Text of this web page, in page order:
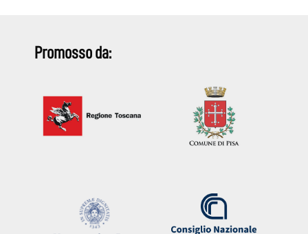
Promosso da: